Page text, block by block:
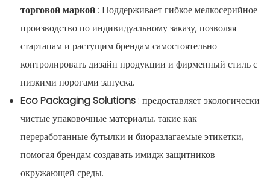
торговой маркой : Поддерживает гибкое мелкосерийное
производство по индивидуальному заказу, позволяя
стартапам и растущим брендам самостоятельно
контролировать дизайн продукции и фирменный стиль с
низкими порогами запуска.
Eco Packaging Solutions : предоставляет экологически
чистые упаковочные материалы, такие как
переработанные бутылки и биоразлагаемые этикетки,
помогая брендам создавать имидж защитников
окружающей среды.